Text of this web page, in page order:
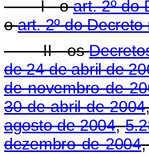
I - oart. 2º do
oart. 2º do
II - os
de 24 de abril de
de novembro de
30 de abril de 2004
agosto de 2004,
dezembro de 2004